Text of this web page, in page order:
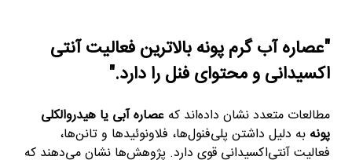
"عصاره آب‌ گرم پونه بالاترین فعالیت آنتی
‌اکسیدانی و محتوای فنل را دارد.
"
مطالعات متعدد نشان داده‌اند که عصاره آبی یا هیدروالکلی
پونه به دلیل داشتن پلی‌فنول‌ها، فلاونوئیدها و تانن‌ها،
فعالیت آنتی‌اکسیدانی قوی دارد. پژوهش‌ها نشان می‌دهند که